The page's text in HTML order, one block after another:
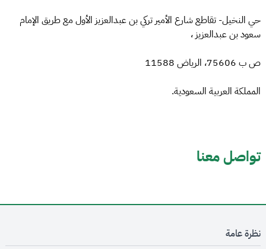
حي النخيل- تقاطع شارع الأمير تركي بن عبدالعزيز الأول مع طريق الإمام
سعود بن عبدالعزيز ،
ص ب 75606، الرياض 11588
المملكة العربية السعودية.
تواصل معنا
نظرة عامة